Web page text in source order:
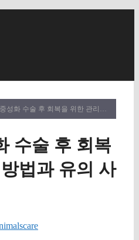
수술 후 회복을 위한 관리 방법과 유의 사항
수술 후 회복
법과 유의 사